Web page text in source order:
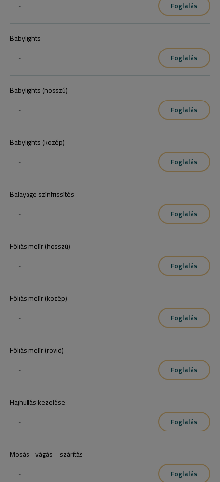
~
Foglalás
Babylights
~
Foglalás
Babylights (hosszú)
~
Foglalás
Babylights (közép)
~
Foglalás
Balayage színfrissítés
~
Foglalás
Fóliás melír (hosszú)
~
Foglalás
Fóliás melír (közép)
~
Foglalás
Fóliás melír (rövid)
~
Foglalás
Hajhullás kezelése
~
Foglalás
Mosás - vágás – szárítás
~
Foglalás